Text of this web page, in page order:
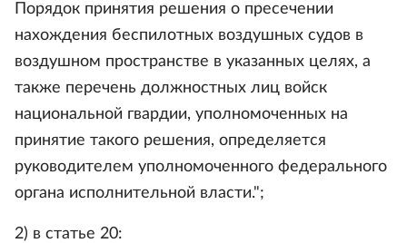
Порядок принятия решения о пресечении
нахождения беспилотных воздушных судов в
воздушном пространстве в указанных целях, а
также перечень должностных лиц войск
национальной гвардии, уполномоченных на
принятие такого решения, определяется
руководителем уполномоченного федерального
органа исполнительной власти.";
2) в статье 20: